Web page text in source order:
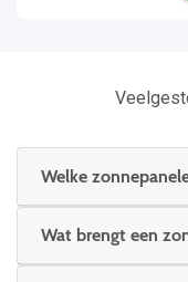
Welke
Wat brengt een